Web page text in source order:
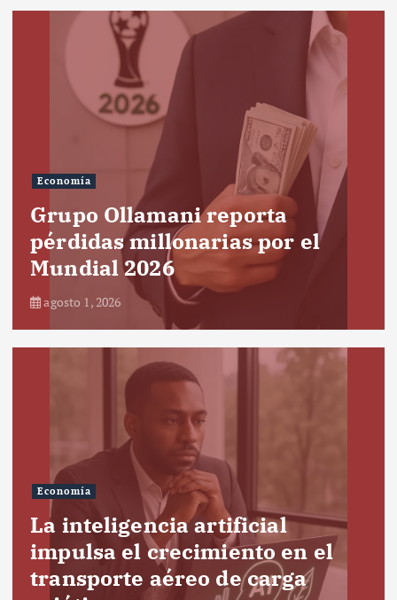
Economía
Grupo Ollamani reporta
pérdidas millonarias por el
Mundial 2026
agosto 1, 2026
Economía
La inteligencia artificial
impulsa el crecimiento en el
transporte aéreo de carga